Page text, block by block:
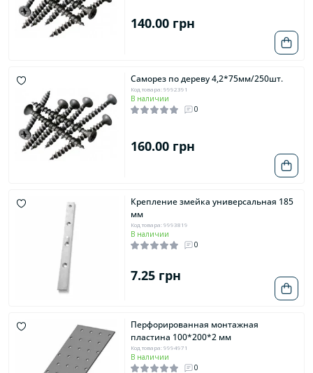
140.00 грн
Саморез по дереву 4,2*75мм/250шт.
Код товара: 9992391
В наличии
0
160.00 грн
Крепление змейка универсальная 185
мм
Код товара: 9993819
В наличии
0
7.25 грн
Перфорированная монтажная
пластина 100*200*2 мм
Код товара: 9994971
В наличии
0